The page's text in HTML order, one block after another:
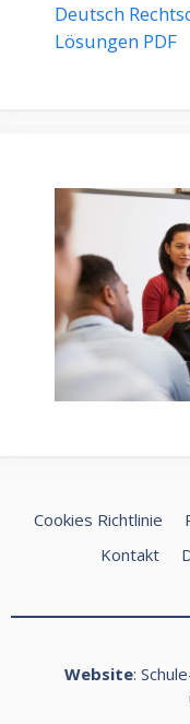
Deutsch
Lösungen PDF
Cookies Richtlinie
Kontakt
Website: